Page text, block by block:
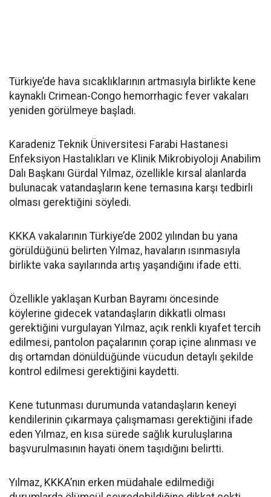
Türkiye’de hava sıcaklıklarının artmasıyla birlikte kene
kaynaklı Crimean-Congo hemorrhagic fever vakaları
yeniden görülmeye başladı.
Karadeniz Teknik Üniversitesi Farabi Hastanesi
Enfeksiyon Hastalıkları ve Klinik Mikrobiyoloji Anabilim
Dalı Başkanı Gürdal Yılmaz, özellikle kırsal alanlarda
bulunacak vatandaşların kene temasına karşı tedbirli
olması gerektiğini söyledi.
KKKA vakalarının Türkiye’de 2002 yılından bu yana
görüldüğünü belirten Yılmaz, havaların ısınmasıyla
birlikte vaka sayılarında artış yaşandığını ifade etti.
Özellikle yaklaşan Kurban Bayramı öncesinde
köylerine gidecek vatandaşların dikkatli olması
gerektiğini vurgulayan Yılmaz, açık renkli kıyafet tercih
edilmesi, pantolon paçalarının çorap içine alınması ve
dış ortamdan dönüldüğünde vücudun detaylı şekilde
kontrol edilmesi gerektiğini kaydetti.
Kene tutunması durumunda vatandaşların keneyi
kendilerinin çıkarmaya çalışmaması gerektiğini ifade
eden Yılmaz, en kısa sürede sağlık kuruluşlarına
başvurulmasının hayati önem taşıdığını belirtti.
Yılmaz, KKKA’nın erken müdahale edilmediği